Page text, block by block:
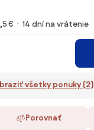
€ 14 dní na vrátenie
všetky ponuky (2)
Porovnať